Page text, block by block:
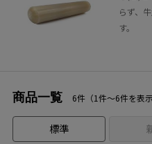
らず、
す。
商品一覧 6件（1件〜6件を表示
標準